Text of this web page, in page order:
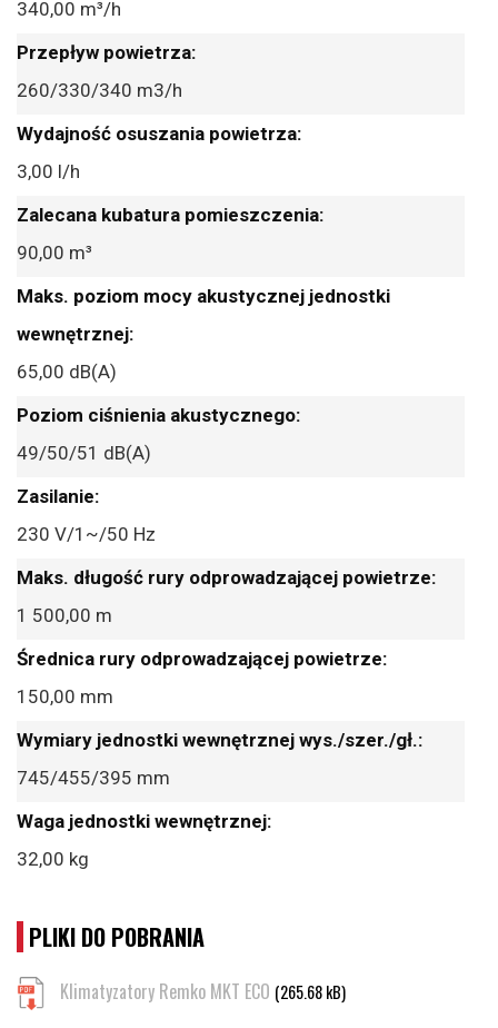
340,00 m³/h
260/330/340 m3/h
3,00 l/h
90,00 m³
65,00 dB(A)
49/50/51 dB(A)
230 V/1~/50 Hz
1 500,00 m
150,00 mm
745/455/395 mm
32,00 kg
PLIKI DO POBRANIA
Klimatyzatory Remko MKT ECO (265.68 kB)